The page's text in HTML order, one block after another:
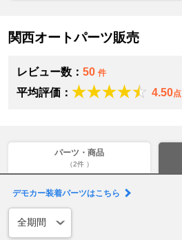
関西オートパーツ販売
レビュー数： 50 件
平均評価： 4.50点
パーツ・商品
（2件 ）
デモカー装着パーツはこちら